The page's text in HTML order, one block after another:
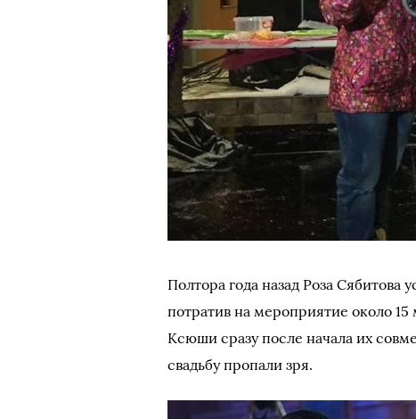
Полтора года назад Роза
потратив на мероприятие около
Ксюши сразу после начала их
свадьбу пропали зря.